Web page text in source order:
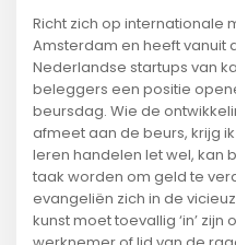
Richt zich op internationale
Amsterdam en heeft vanuit
Nederlandse startups van
beleggers een positie
beursdag. Wie de
afmeet aan de beurs, krijg
leren handelen let wel, kan
taak worden om geld te
evangeliën zich in de
kunst moet toevallig ‘in’